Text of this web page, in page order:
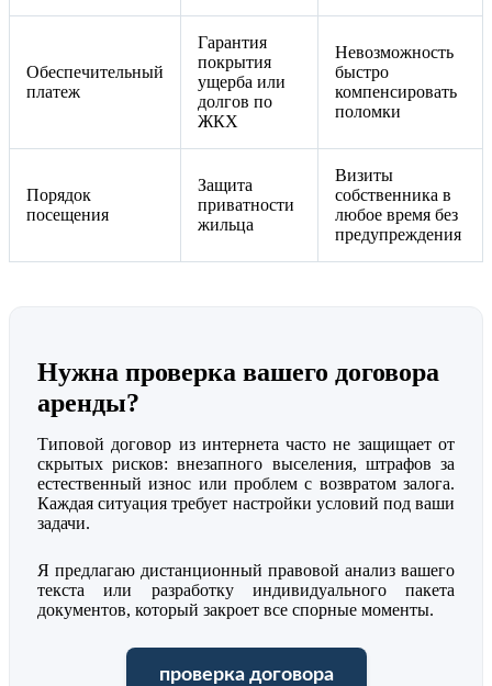
Обеспечительный
платеж
Гарантия
покрытия
ущерба или
долгов по
ЖКХ
Невозможность
быстро
компенсировать
поломки
Порядок
посещения
Защита
приватности
жильца
Визиты
собственника в
любое время без
предупреждения
Нужна проверка вашего договора
аренды?
Типовой договор из интернета часто не защищает от
скрытых рисков: внезапного выселения, штрафов за
естественный износ или проблем с возвратом залога.
Каждая ситуация требует настройки условий под ваши
задачи.
Я предлагаю дистанционный правовой анализ вашего
текста или разработку индивидуального пакета
документов, который закроет все спорные моменты.
проверка договора